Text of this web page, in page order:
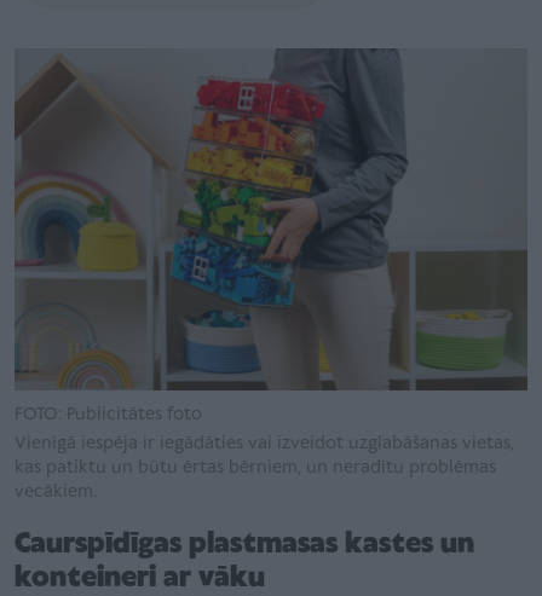
FOTO: Publicitātes foto
Vienīgā iespēja ir iegādāties vai izveidot uzglabāšanas vietas,
kas patiktu un būtu ērtas bērniem, un neradītu problēmas
vecākiem.
Caurspīdīgas plastmasas kastes un
konteineri ar vāku